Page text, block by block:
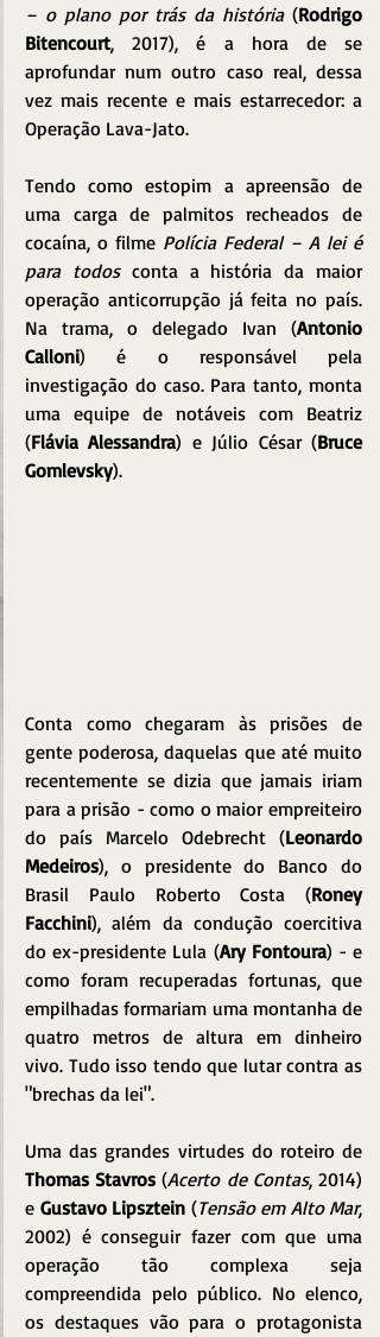
– o plano por trás da história (Rodrigo
Bitencourt, 2017), é a hora de se
aprofundar num outro caso real, dessa
vez mais recente e mais estarrecedor: a
Operação Lava-Jato.
Tendo como estopim a apreensão de
uma carga de palmitos recheados de
cocaína, o filme Polícia Federal – A lei é
para todos conta a história da maior
operação anticorrupção já feita no país.
Na trama, o delegado Ivan (Antonio
Calloni) é o responsável pela
investigação do caso. Para tanto, monta
uma equipe de notáveis com Beatriz
(Flávia Alessandra) e Júlio César (Bruce
Gomlevsky).
Conta como chegaram às prisões de
gente poderosa, daquelas que até muito
recentemente se dizia que jamais iriam
para a prisão - como o maior empreiteiro
do país Marcelo Odebrecht (Leonardo
Medeiros), o presidente do Banco do
Brasil Paulo Roberto Costa (Roney
Facchini), além da condução coercitiva
do ex-presidente Lula (Ary Fontoura) - e
como foram recuperadas fortunas, que
empilhadas formariam uma montanha de
quatro metros de altura em dinheiro
vivo. Tudo isso tendo que lutar contra as
"brechas da lei".
Thomas Stavros (Acerto de Contas, 2014)
e Gustavo Lipsztein (Tensão em Alto Mar,
2002) é conseguir fazer com que uma
operação tão complexa seja
compreendida pelo público. No elenco,
os destaques vão para o protagonista